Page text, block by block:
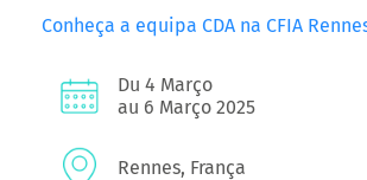
Conheça a equipa CDA na CFIA
Du 4 Março
au 6 Março 2025
Rennes, França